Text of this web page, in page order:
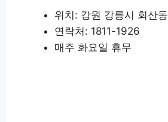
위치: 강원 강릉시 회산
연락처: 1811-1926
매주 화요일 휴무